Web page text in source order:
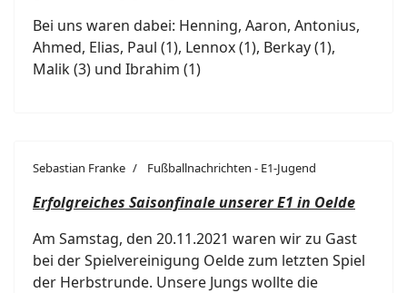
Bei uns waren dabei: Henning, Aaron, Antonius,
Ahmed, Elias, Paul (1), Lennox (1), Berkay (1),
Malik (3) und Ibrahim (1)
Sebastian Franke Fußballnachrichten - E1-Jugend
Erfolgreiches Saisonfinale unserer E1 in Oelde
Am Samstag, den 20.11.2021 waren wir zu Gast
bei der Spielvereinigung Oelde zum letzten Spiel
der Herbstrunde. Unsere Jungs wollte die